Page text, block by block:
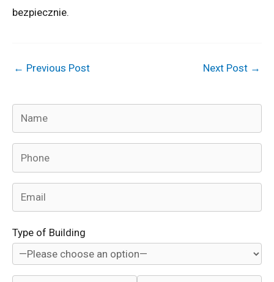
bezpiecznie.
← Previous Post Next Post →
Type of Building